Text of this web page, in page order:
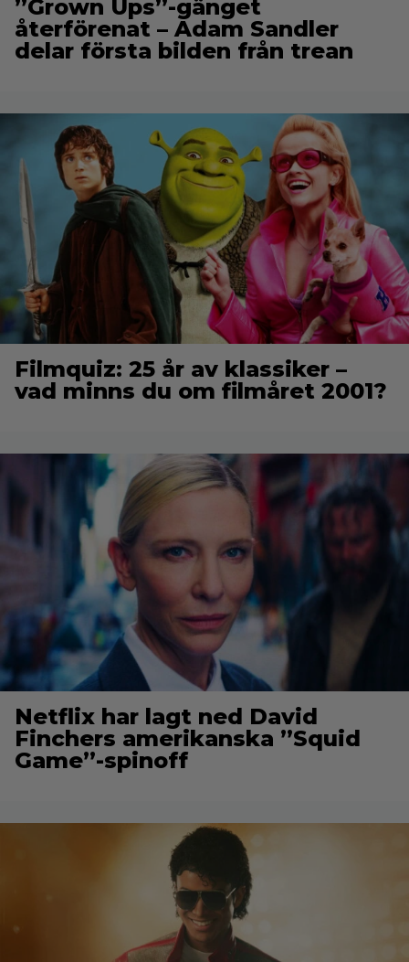
”Grown Ups”-gänget
återförenat – Adam Sandler
delar första bilden från trean
Filmquiz: 25 år av klassiker –
vad minns du om filmåret 2001?
Netflix har lagt ned David
Finchers amerikanska ”Squid
Game”-spinoff